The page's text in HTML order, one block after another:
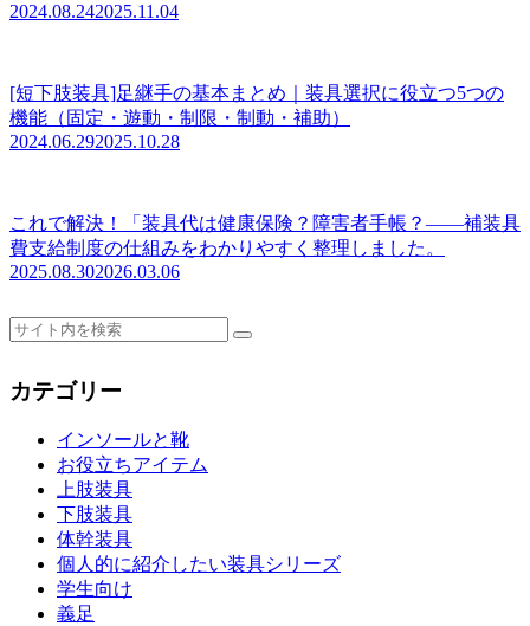
2024.08.242025.11.04
[短下肢装具]足継手の基本まとめ｜装具選択に役立つ5つの
機能（固定・遊動・制限・制動・補助）
2024.06.292025.10.28
これで解決！「装具代は健康保険？障害者手帳？――補装具
費支給制度の仕組みをわかりやすく整理しました。
2025.08.302026.03.06
カテゴリー
インソールと靴
お役立ちアイテム
上肢装具
下肢装具
体幹装具
個人的に紹介したい装具シリーズ
学生向け
義足